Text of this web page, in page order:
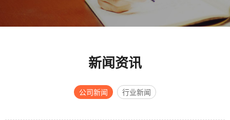
新闻资讯
公司新闻 行业新闻